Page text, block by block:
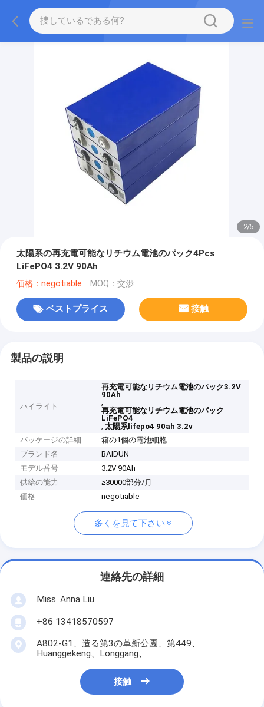
2/5
太陽系の再充電可能なリチウム電池のパック4Pcs
LiFePO4 3.2V 90Ah
価格：negotiable MOQ：交渉
ベストプライス 接触
製品の説明
ハイライト
再充電可能なリチウム電池のパック3.2V
90Ah
,
再充電可能なリチウム電池のパック
LiFePO4
,太陽系lifepo4 90ah 3.2v
パッケージの詳細
箱の1個の電池細胞
ブランド名
BAIDUN
モデル番号
3.2V 90Ah
供給の能力
≥30000部分/月
価格
negotiable
多くを見て下さい
連絡先の詳細
Miss. Anna Liu
+86 13418570597
A802-G1、造る第3の革新公園、第449、
Huanggekeng、Longgang、
接触